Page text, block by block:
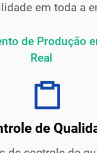
em toda a
de Produção
Real
de